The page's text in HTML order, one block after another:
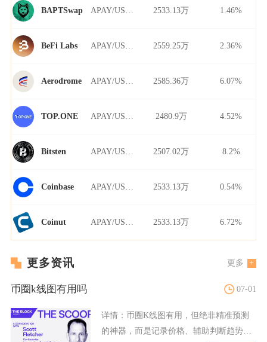
BAPTSwap 2533.13万 1.46%
BeFi Labs 2559.25万 2.36%
Aerodrome 2585.36万 6.07%
TOP.ONE 2480.9万 4.52%
Bitsten 2507.02万 8.2%
Coinbase 2533.13万 0.54%
Coinut 2533.13万 6.72%
更多资讯 更多
币圈k线图有用吗 07-01
详情： 币圈K线图有用，但绝非精准预测
的神器，而是记录价格、辅助判断趋势与